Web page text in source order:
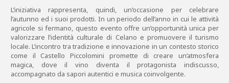
L’iniziativa rappresenta, quindi, un’occasione per celebrare
l’autunno ed i suoi prodotti. In un periodo dell’anno in cui le attività
agricole si fermano, questo evento offre un’opportunità unica per
valorizzare l’identità culturale di Celano e promuovere il turismo
locale. L’incontro tra tradizione e innovazione in un contesto storico
come il Castello Piccolomini promette di creare un’atmosfera
magica, dove il vino diventa il protagonista indiscusso,
accompagnato da sapori autentici e musica coinvolgente.